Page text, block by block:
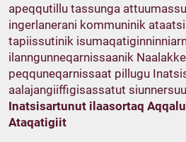
apeqqutillu tassunga
ingerlanerani kommuninik
tapiissutinik
ilanngunneqarnissaanik
peqquneqarnissaat pillugu
aalajangiiffigisassatut
Inatsisartunut ilaasortaq
Ataqatigiit